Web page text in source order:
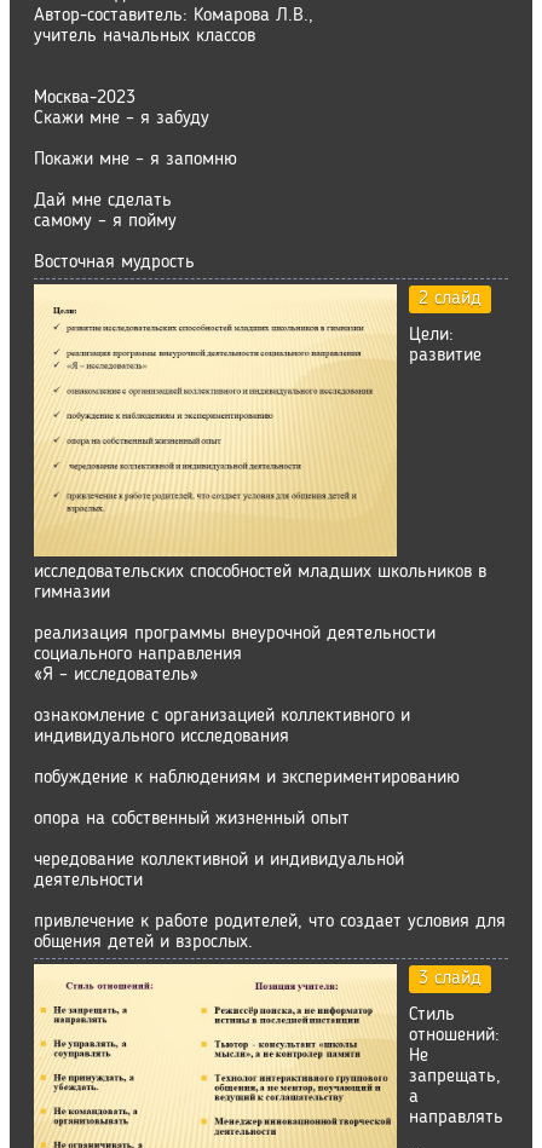
Автор-составитель: Комарова Л.В.,
учитель начальных классов
Москва-2023
Скажи мне – я забуду
Покажи мне – я запомню
Дай мне сделать
самому – я пойму
Восточная мудрость
2 слайд
Цели:
развитие
исследовательских способностей младших школьников в
гимназии
реализация программы внеурочной деятельности
социального направления
«Я – исследователь»
ознакомление с организацией коллективного и
индивидуального исследования
побуждение к наблюдениям и экспериментированию
опора на собственный жизненный опыт
чередование коллективной и индивидуальной
деятельности
привлечение к работе родителей, что создает условия для
общения детей и взрослых.
3 слайд
Стиль
отношений:
Не
запрещать,
а
направлять